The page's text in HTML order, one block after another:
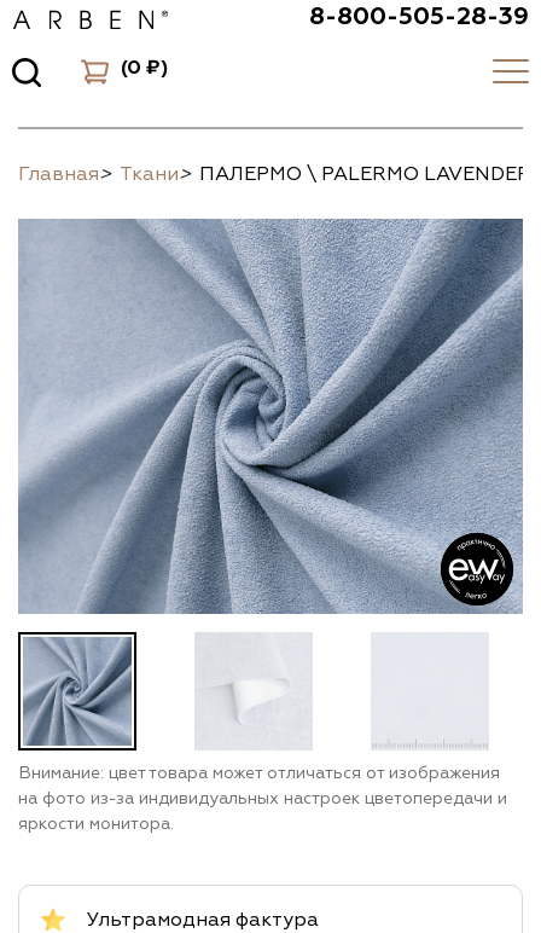
8-800-505-28-39
(0 ₽)
Главная> Ткани> ПАЛЕРМО \ PALERMO LAVENDER
Внимание: цвет товара может отличаться от изображения
на фото из-за индивидуальных настроек цветопередачи и
яркости монитора.
Ультрамодная фактура